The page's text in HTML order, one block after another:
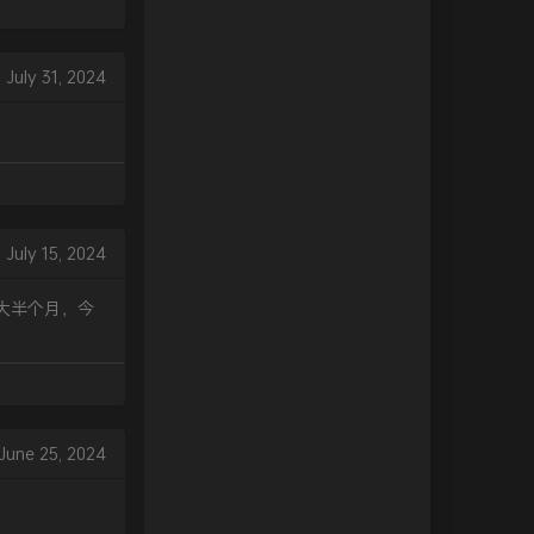
July 31, 2024
July 15, 2024
半个月，今
June 25, 2024